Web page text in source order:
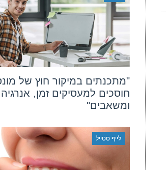
"מתכנתים במיקור חוץ של
חוסכים למעסיקים זמן, אנרגיה
ומשאבים"
לייף סטייל